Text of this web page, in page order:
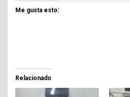
Me gusta esto:
Relacionado